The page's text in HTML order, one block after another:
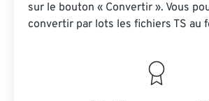
sur le bouton « Convertir ». Vous
convertir par lots les fichiers TS au